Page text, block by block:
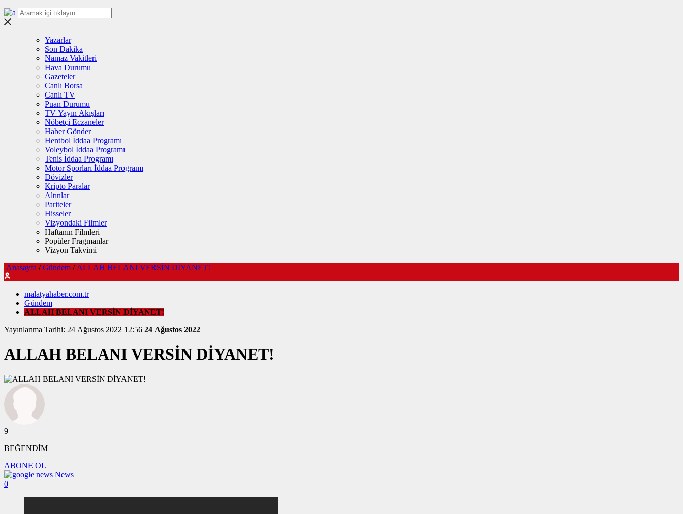
Yazarlar
Son Dakika
Namaz Vakitleri
Hava Durumu
Gazeteler
Canlı Borsa
Canlı TV
Puan Durumu
TV Yayın Akışları
Nöbetçi Eczaneler
Haber Gönder
Hentbol İddaa Programı
Voleybol İddaa Programı
Tenis İddaa Programı
Motor Sporları İddaa Programı
Dövizler
Kripto Paralar
Altınlar
Pariteler
Hisseler
Vizyondaki Filmler
Haftanın Filmleri
Popüler Fragmanlar
Vizyon Takvimi
Anasayfa / Gündem / ALLAH BELANI VERSİN DİYANET!
malatyahaber.com.tr
Gündem
ALLAH BELANI VERSİN DİYANET!
Yayınlanma Tarihi: 24 Ağustos 2022 12:56 24 Ağustos 2022
ALLAH BELANI VERSİN DİYANET!
9
BEĞENDİM
ABONE OL
News
0